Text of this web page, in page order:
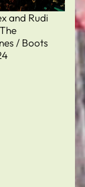
and Rudi
/ Boots